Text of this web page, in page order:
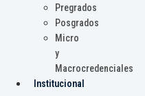
Pregrados
Posgrados
Micro
y
Macrocredenciales
Institucional